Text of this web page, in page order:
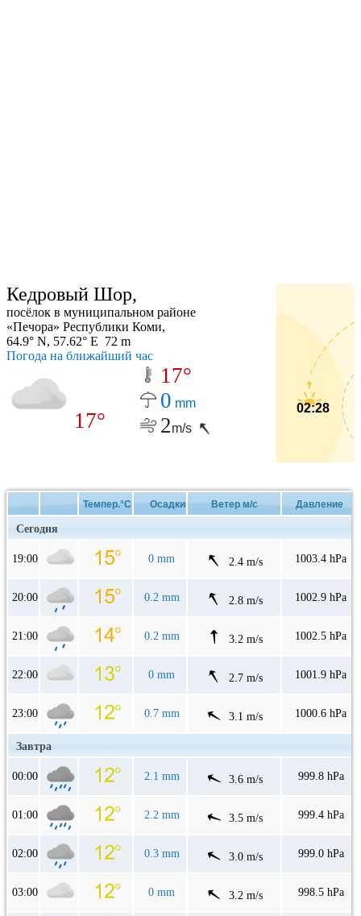
Кедровый Шор,
посёлок в муниципальном районе
«Печора» Республики Коми,
64.9° N, 57.62° E 72 m
Погода на ближайший час
17°
17°
0 mm
2m/s
02:28
Темпер.°C Осадки Ветер м/с Давление
Сегодня
19:00 0 mm 2.4 m/s 1003.4 hPa
20:00 0.2 mm 2.8 m/s 1002.9 hPa
21:00 0.2 mm 3.2 m/s 1002.5 hPa
22:00 0 mm 2.7 m/s 1001.9 hPa
23:00 0.7 mm 3.1 m/s 1000.6 hPa
Завтра
00:00 2.1 mm 3.6 m/s 999.8 hPa
01:00 2.2 mm 3.5 m/s 999.4 hPa
02:00 0.3 mm 3.0 m/s 999.0 hPa
03:00 0 mm 3.2 m/s 998.5 hPa